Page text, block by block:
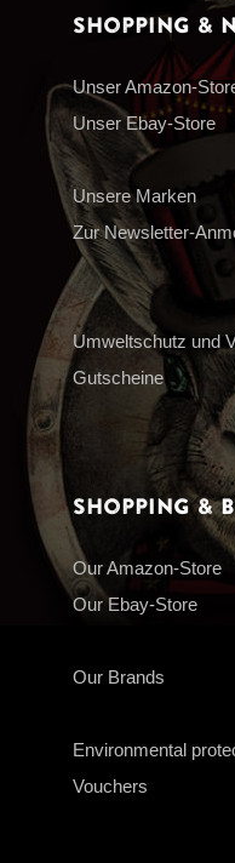
Shopping &
Unser Amazon-
Unser Ebay-Store
Unsere Marken
Zur Newsletter-
Umweltschutz und
Gutscheine
Shopping &
Our Amazon-Store
Our Ebay-Store
Our Brands
Environmental
Vouchers